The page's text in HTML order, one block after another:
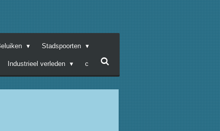
Stadspoorten
Industrieel verleden c